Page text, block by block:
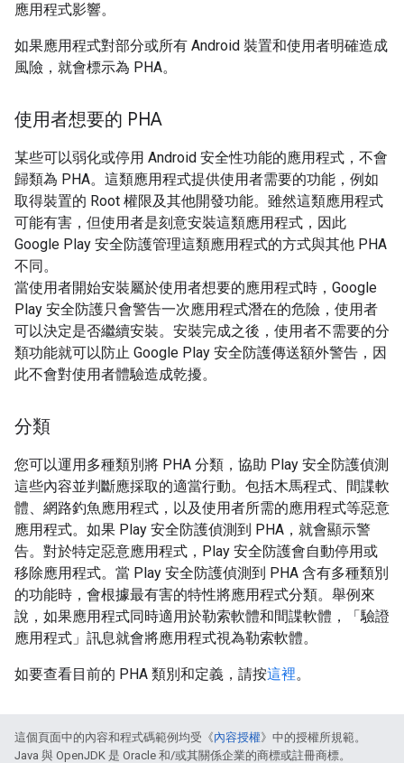
應用程式影響。
如果應用程式對部分或所有 Android 裝置和使用者明確造成
風險，就會標示為 PHA。
使用者想要的 PHA
某些可以弱化或停用 Android 安全性功能的應用程式，不會
歸類為 PHA。這類應用程式提供使用者需要的功能，例如
取得裝置的 Root 權限及其他開發功能。雖然這類應用程式
可能有害，但使用者是刻意安裝這類應用程式，因此
Google Play 安全防護管理這類應用程式的方式與其他 PHA
不同。
當使用者開始安裝屬於使用者想要的應用程式時，Google
Play 安全防護只會警告一次應用程式潛在的危險，使用者
可以決定是否繼續安裝。安裝完成之後，使用者不需要的分
類功能就可以防止 Google Play 安全防護傳送額外警告，因
此不會對使用者體驗造成乾擾。
分類
您可以運用多種類別將 PHA 分類，協助 Play 安全防護偵測
這些內容並判斷應採取的適當行動。包括木馬程式、間諜軟
體、網路釣魚應用程式，以及使用者所需的應用程式等惡意
應用程式。如果 Play 安全防護偵測到 PHA，就會顯示警
告。對於特定惡意應用程式，Play 安全防護會自動停用或
移除應用程式。當 Play 安全防護偵測到 PHA 含有多種類別
的功能時，會根據最有害的特性將應用程式分類。舉例來
說，如果應用程式同時適用於勒索軟體和間諜軟體，「驗證
應用程式」訊息就會將應用程式視為勒索軟體。
如要查看目前的 PHA 類別和定義，請按這裡。
這個頁面中的內容和程式碼範例均受《內容授權》中的授權所規範。
Java 與 OpenJDK 是 Oracle 和/或其關係企業的商標或註冊商標。